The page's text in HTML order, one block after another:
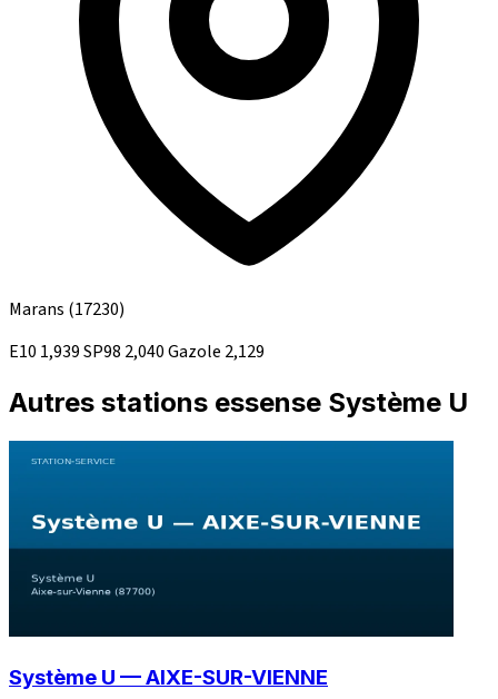
Marans (17230)
E10 1,939SP98 2,040Gazole 2,129
Autres stations essense Système U
Système U — AIXE-SUR-VIENNE